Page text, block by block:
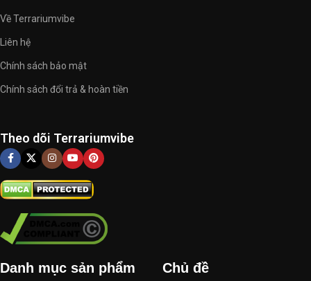
Về Terrariumvibe
Liên hệ
Chính sách bảo mật
Chính sách đổi trả & hoàn tiền
Theo dõi Terrariumvibe
Danh mục sản phẩm Chủ đề